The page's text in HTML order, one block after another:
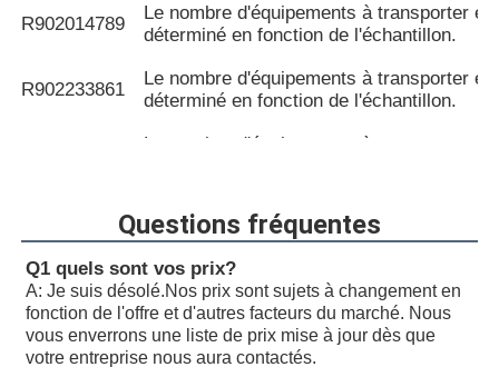
R902014789
Le nombre d'équipements à transporter
déterminé en fonction de l'échantillon.
R902233861
Le nombre d'équipements à transporter
déterminé en fonction de l'échantillon.
Le nombre d'équipements à transporter
R902232711
Le nombre d'équipements à transporter
déterminé en fonction de l'échantillon.
R902203324
Le système d'exploitation doit être équipé
d'un système de contrôle de la qualité.
R902053294
Les produits à Le système d'exploitation doit être équipé
Questions fréquentes
Q1 quels sont vos prix?
A: Je suis désolé.Nos prix sont sujets à changement en
fonction de l'offre et d'autres facteurs du marché. Nous
vous enverrons une liste de prix mise à jour dès que
votre entreprise nous aura contactés.